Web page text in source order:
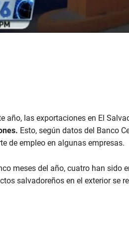
año, las exportaciones en El
Esto, según datos del Banco
de empleo en algunas empresas.
meses del año, cuatro han sido
salvadoreños en el exterior se